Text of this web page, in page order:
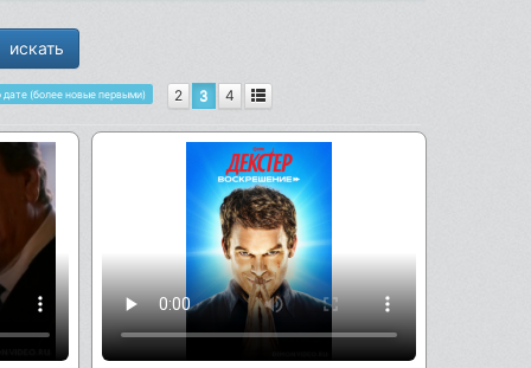
дате (более новые первыми) 2 3 4